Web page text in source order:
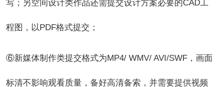
写；另空间设计类作品还需提交设计方案必要的CAD工
程图，以PDF格式提交；
⑥新媒体制作类提交格式为MP4/ WMV/ AVI/SWF，画面
标清不影响观看质量，备好高清备索，并需要提供视频